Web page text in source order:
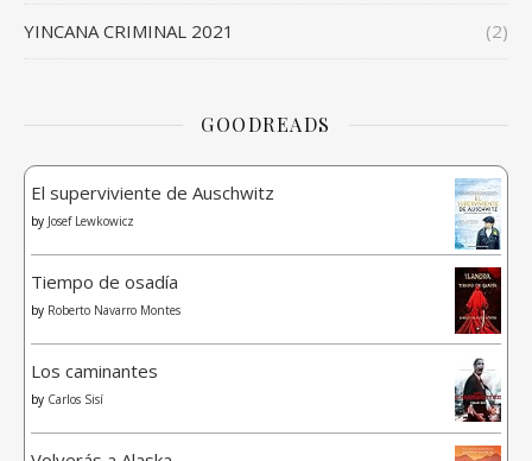
YINCANA CRIMINAL 2021 (2)
GOODREADS
El superviviente de Auschwitz
by Josef Lewkowicz
Tiempo de osadía
by Roberto Navarro Montes
Los caminantes
by Carlos Sisí